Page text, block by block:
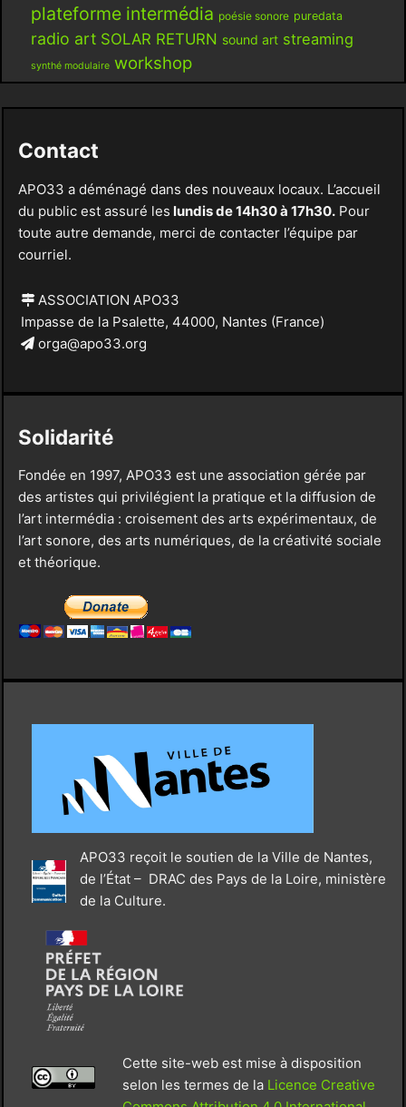
plateforme intermédia poésie sonore puredata
radio art SOLAR RETURN sound art streaming
synthé modulaire workshop
Contact
APO33 a déménagé dans des nouveaux locaux. L’accueil
du public est assuré les lundis de 14h30 à 17h30.Pour
toute autre demande, merci de contacter l’équipe par
courriel.
ASSOCIATION APO33
Impasse de la Psalette, 44000, Nantes (France)
orga@apo33.org
Solidarité
Fondée en 1997, APO33 est une association gérée par
des artistes qui privilégient la pratique et la diffusion de
l’art intermédia : croisement des arts expérimentaux, de
l’art sonore, des arts numériques, de la créativité sociale
et théorique.
APO33 reçoit le soutien de la Ville de Nantes,
de l’État – DRAC des Pays de la Loire, ministère
de la Culture.
Cette site-web est mise à disposition
selon les termes de la Licence Creative